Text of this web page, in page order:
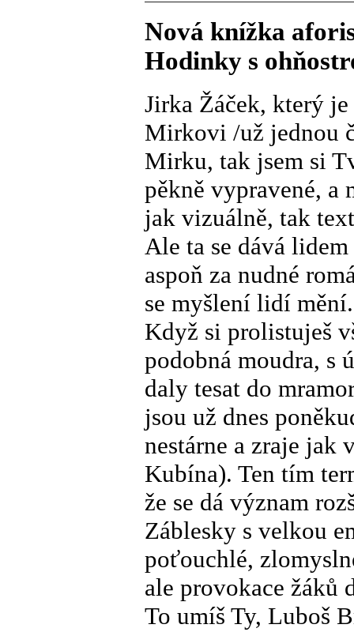
Nová knížka
Hodinky s
Jirka Žáček, který
Mirkovi /už jednou
Mirku, tak jsem si
pěkně vypravené, a
jak vizuálně, tak
Ale ta se dává
aspoň za nudné
se myšlení lidí
Když si prolistuješ
podobná moudra, s
daly tesat do
jsou už dnes
nestárne a zraje jak
Kubína). Ten tím
že se dá význam
Záblesky s velkou
poťouchlé,
ale provokace žáků
To umíš Ty, Luboš